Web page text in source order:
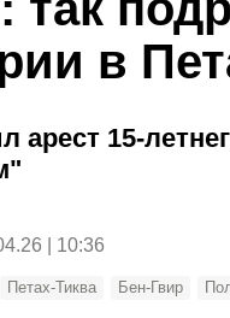
в
арест 15-
| 10:36
Петах-Тиква Бен-Гвир